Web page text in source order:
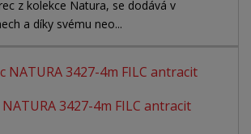
z kolekce Natura, se dodává v
a díky svému neo...
3427-4m FILC antracit